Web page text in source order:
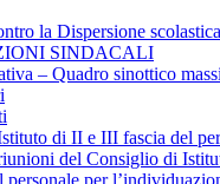
la Dispersione
SINDACALI
– Quadro sinottico
di II e III fascia del
del Consiglio di
personale per